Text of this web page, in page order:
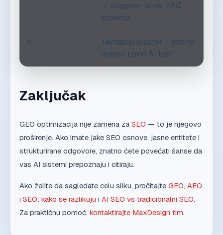
— odgovori prvo, FAQ
schema
4
Tematski klaster + interni
linkovi i prvi AI test
Zaključak
GEO optimizacija nije zamena za SEO — to je njegovo
proširenje. Ako imate jake SEO osnove, jasne entitete i
strukturirane odgovore, znatno ćete povećati šanse da
vas AI sistemi prepoznaju i citiraju.
Ako želite da sagledate celu sliku, pročitajte GEO, AEO
i SEO: kako se razlikuju i AI SEO vs tradicionalni SEO.
Za praktičnu pomoć, kontaktirajte MaxDesign tim.